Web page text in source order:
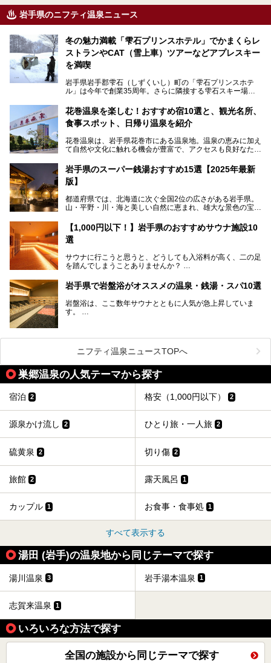
岩手県のニフティ温泉ニュース
冬の魅力満載「雫石プリンスホテル」でかまくらレ
ストランやCAT（雪上車）ツアーなどアプレスキー
を満喫
岩手県岩手郡雫石（しずくいし）町の「雫石プリンスホテ
ル」は今年で創業35周年。さらに隣接する雫石スキー場は
の後"）の充実をはかり、テーマをSNOW（雪）＋NOVA
（新星）で「SNØVA（スノーヴァ）」としました！
喫できるパウダースノーの雫石。というわけで、「雫石プリ
ンスホテル」にお出かけして楽しめるアクティビティや温泉
───
提供元：株式会社西武・プリンスホテルズワールドワイド
この記事は雫石プリンスホテルのPR記事です。
花巻温泉を楽しむ！おすすめ宿10選と、観光名所、
食事スポット、日帰り温泉を紹介
花巻温泉は、岩手県花巻市にある温泉地。温泉の恵みに加え
て自然や文化に触れる機会が豊富で、アクセスも良好なた
この記事では、花巻温泉の魅力、おすすめの宿・注目すべき
観光スポット・味わい深い食事処・気軽に立ち寄れる日帰り
花巻温泉での日常を忘れられる特別な体験を通じて、いつも
岩手県のスーパー銭湯おすすめ15選【2025年最新
版】
都道府県では、北海道に次ぐ全国2位の広さがある岩手県。
山・平野・川・海と美しい自然に恵まれ、雄大な景色の宝庫
三陸の魚介類などの岩手グルメは全国に知られていますね。
大自然に囲まれた岩手県には、温泉が多く湧き出していま
す。今回は、岩手県でおすすめのスーパー銭湯をご紹介しま
【1,000円以下！】岩手県のおすすめサウナ施設10
選
サウナに行こうと思うと、どうしても入浴料が高く、二の足
を踏んでしまうことありませんか？
そこで値段を抑えた格安でお風呂とサウナを満喫できる充実
の施設を紹介します！
サクッと、月何回もサウナを楽しみたい人にとってはピッタ
リの場所ばかりなんですよ。
岩手県で岩盤浴がオススメの温泉・銭湯・スパ10選
岩盤浴は、ここ数年サウナとともに人気が急上昇していま
す。
今回は、岩手県でおすすめの温泉、銭湯、スパにある岩盤浴
を紹介します！
温度も低めなので、暑いのが苦手な人でも大満足な施設です
ニフティ温泉ニュースTOPへ
巣郷温泉の人気テーマから探す
宿泊 2 格安（1,000円以下） 2
源泉かけ流し 2 ひとり旅・一人旅 2
硫黄泉 2 切り傷 2
旅館 2 露天風呂 1
カップル 1 お食事・食事処 1
すべて表示する
湯田 (岩手)の温泉地から同じテーマで探す
湯川温泉 3 岩手湯本温泉 1
志賀来温泉 1
いろいろな方法で探す
全国の施設から同じテーマで探す